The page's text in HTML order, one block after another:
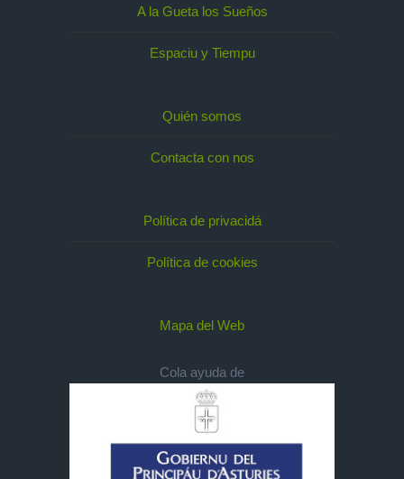
A la Gueta los Sueños
Espaciu y Tiempu
Quién somos
Contacta con nos
Política de privacidá
Política de cookies
Mapa del Web
Cola ayuda de